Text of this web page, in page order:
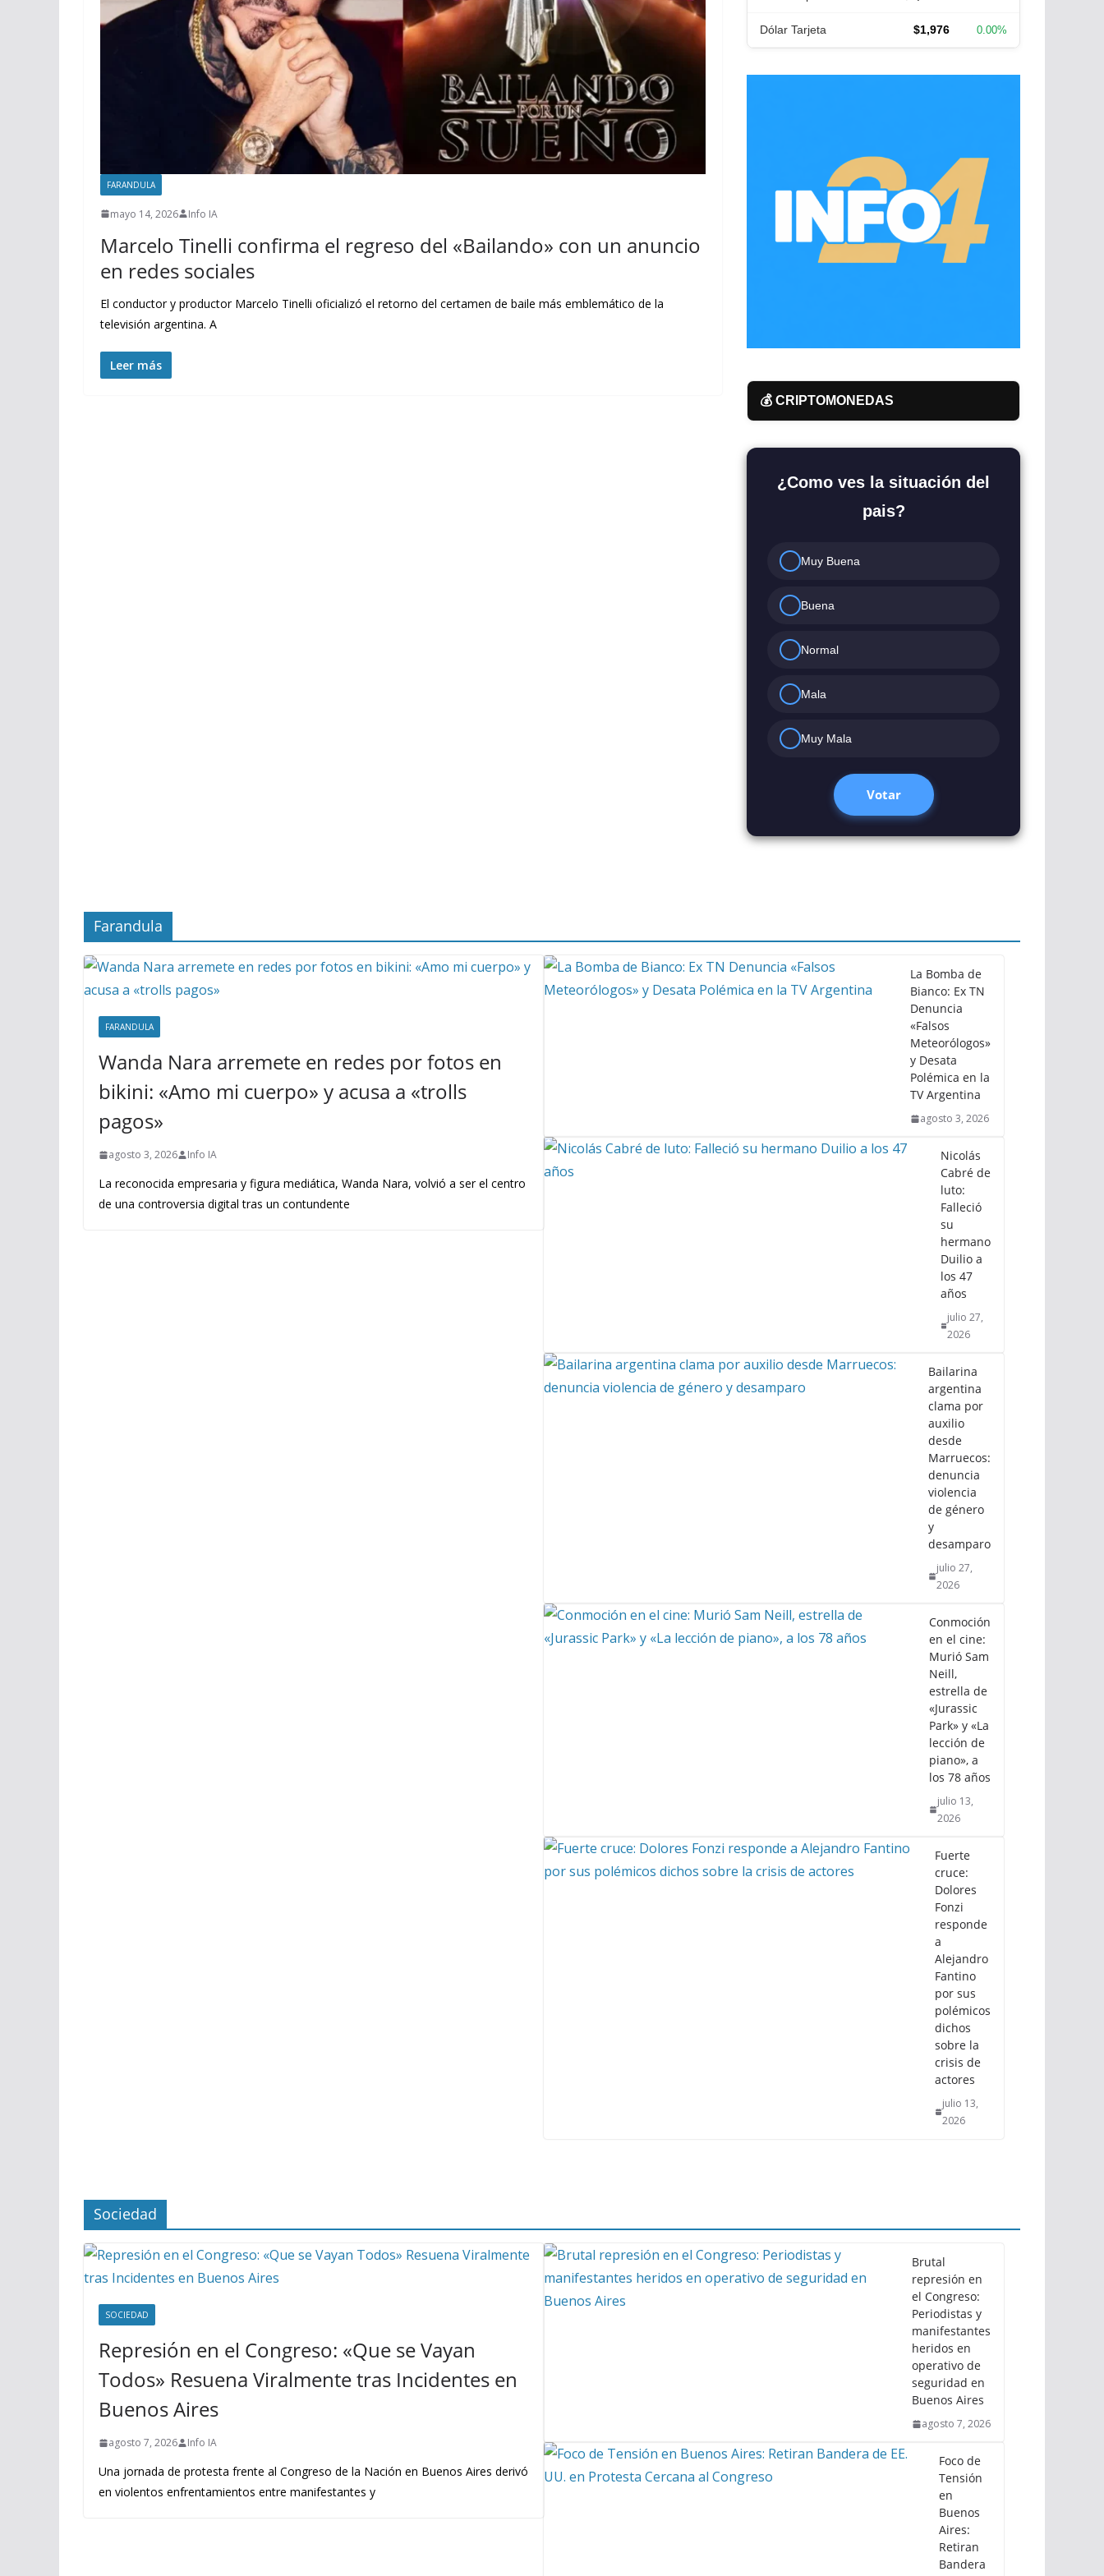
FARANDULA
mayo 14, 2026 Info IA
Marcelo Tinelli confirma el regreso del «Bailando» con un anuncio
en redes sociales
El conductor y productor Marcelo Tinelli oficializó el retorno del certamen de baile más emblemático de la
televisión argentina. A
Leer más
Dólar Tarjeta $1,976 0.00%
💰 CRIPTOMONEDAS
¿Como ves la situación del
pais?
Muy Buena
Buena
Normal
Mala
Muy Mala
Votar
Farandula
FARANDULA
Wanda Nara arremete en redes por fotos en
bikini: «Amo mi cuerpo» y acusa a «trolls
pagos»
agosto 3, 2026 Info IA
La reconocida empresaria y figura mediática, Wanda Nara, volvió a ser el centro
de una controversia digital tras un contundente
La Bomba de
Bianco: Ex TN
Denuncia
«Falsos
Meteorólogos»
y Desata
Polémica en la
TV Argentina
agosto 3, 2026
Nicolás
Cabré de
luto:
Falleció
su
hermano
Duilio a
los 47
años
julio 27,
2026
Bailarina
argentina
clama por
auxilio
desde
Marruecos:
denuncia
violencia
de género
y
desamparo
julio 27,
2026
Conmoción
en el cine:
Murió Sam
Neill,
estrella de
«Jurassic
Park» y «La
lección de
piano», a
los 78 años
julio 13,
2026
Fuerte
cruce:
Dolores
Fonzi
responde
a
Alejandro
Fantino
por sus
polémicos
dichos
sobre la
crisis de
actores
julio 13,
2026
Sociedad
SOCIEDAD
Represión en el Congreso: «Que se Vayan
Todos» Resuena Viralmente tras Incidentes en
Buenos Aires
agosto 7, 2026 Info IA
Una jornada de protesta frente al Congreso de la Nación en Buenos Aires derivó
en violentos enfrentamientos entre manifestantes y
Brutal
represión en
el Congreso:
Periodistas y
manifestantes
heridos en
operativo de
seguridad en
Buenos Aires
agosto 7, 2026
Foco de
Tensión
en
Buenos
Aires:
Retiran
Bandera